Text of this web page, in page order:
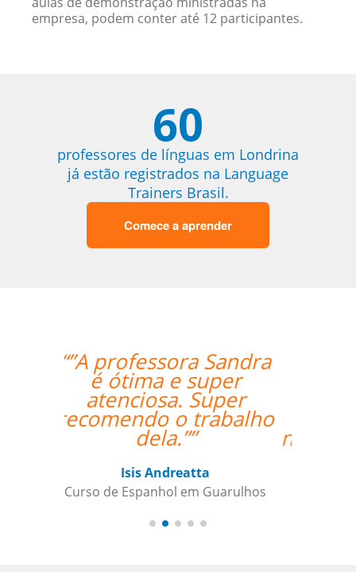
empresa, podem conter até 12 participantes.
60
professores de línguas em Londrina
já estão registrados na Language
Trainers Brasil.
Comece a aprender
“”Considero a sua
empresa a ser
extremamente útil
para satisfazer as
necessidades da minha
está aprendendo
japonês. Eu
recomendo a qualquer
um.””